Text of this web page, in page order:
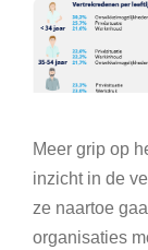
Meer grip op
inzicht in de
ze naartoe
organisaties